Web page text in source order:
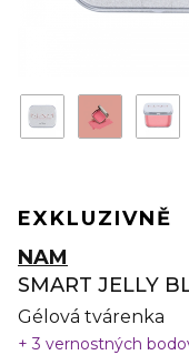
EXKLUZIVNĚ
NAM
SMART JELLY
Gélová tvárenka
3 vernostných